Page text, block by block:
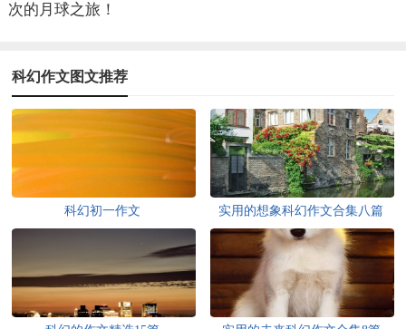
次的月球之旅！
科幻作文图文推荐
科幻初一作文 实用的想象科幻作文合集八篇